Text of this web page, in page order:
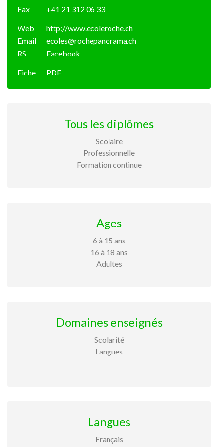
Fax
+41 21 312 06 33
Web
http://www.ecoleroche.ch
Email
ecoles@rochepanorama.ch
RS
Facebook
Fiche PDF
Tous les diplômes
Scolaire
Professionnelle
Formation continue
Ages
6 à 15 ans
16 à 18 ans
Adultes
Domaines enseignés
Scolarité
Langues
Langues
Français